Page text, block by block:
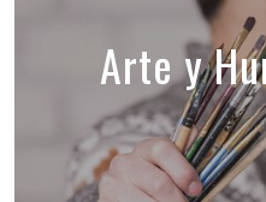
Arte y